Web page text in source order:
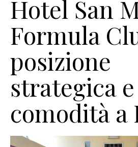
Hotel San
Formula
posizione
strategica e
comodità a